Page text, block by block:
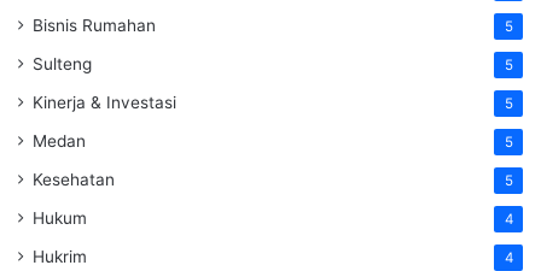
Bisnis Rumahan 5
Sulteng 5
Kinerja & Investasi 5
Medan 5
Kesehatan 5
Hukum 4
Hukrim 4